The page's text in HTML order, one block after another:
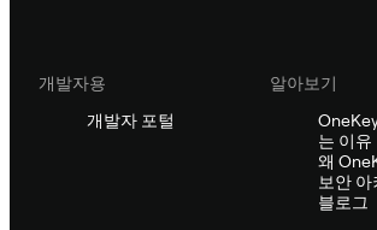
개발자용
개발자 포털
알아보기
는 이유
왜
보안 아
블로그